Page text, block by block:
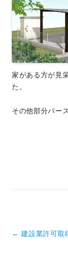
家がある方が見
た。
その他部分パー
投稿ナビゲーシ
← 建設業許可取